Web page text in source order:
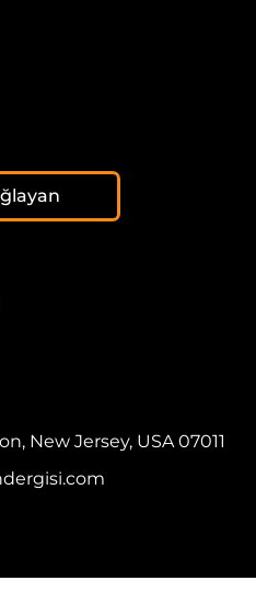
New Jersey, USA 07011